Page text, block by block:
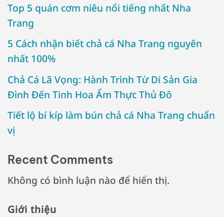
Top 5 quán cơm niêu nổi tiếng nhất Nha
Trang
5 Cách nhận biết chả cá Nha Trang nguyên
nhất 100%
Chả Cá Lã Vọng: Hành Trình Từ Di Sản Gia
Đình Đến Tinh Hoa Ẩm Thực Thủ Đô
Tiết lộ bí kíp làm bún chả cá Nha Trang chuẩn
vị
Recent Comments
Không có bình luận nào để hiển thị.
Giới thiệu